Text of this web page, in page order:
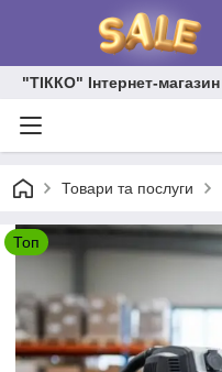
"ТІККО" Інтернет-магазин
Товари та послуги
Топ